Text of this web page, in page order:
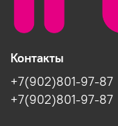
Контакты
+7(902)801-97-87
+7(902)801-97-87